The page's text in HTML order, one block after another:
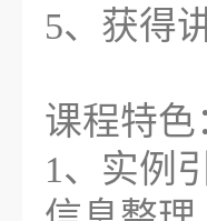
5、获得
课程特色
1、实例